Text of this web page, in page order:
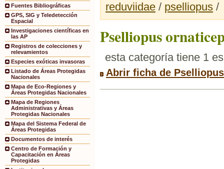
Fuentes Bibliográficas
GPS, SIG y Teledetección
Espacial
Investigaciones científicas en
las AP
Registros de colecciones y
relevamientos
Especies exóticas invasoras
Listado de Áreas Protegidas
Nacionales
Mapa de Eco-Regiones y
Áreas Protegidas Nacionales
Mapa de Regiones
Administrativas y Áreas
Protegidas Nacionales
Mapa del Sistema Federal de
Áreas Protegidas
Documentos de interés
Centro de Formación y
Capacitación en Áreas
Protegidas
reduviidae / pselliopus /
Pselliopus
esta categoría tiene 1
Abrir ficha de